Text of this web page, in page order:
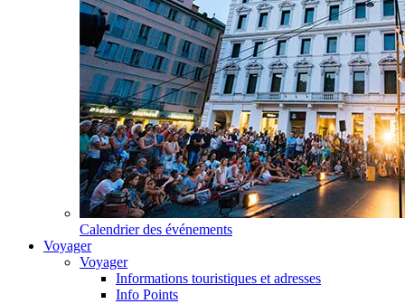
Calendrier des événements
Voyager
Voyager
Informations touristiques et adresses
Info Points